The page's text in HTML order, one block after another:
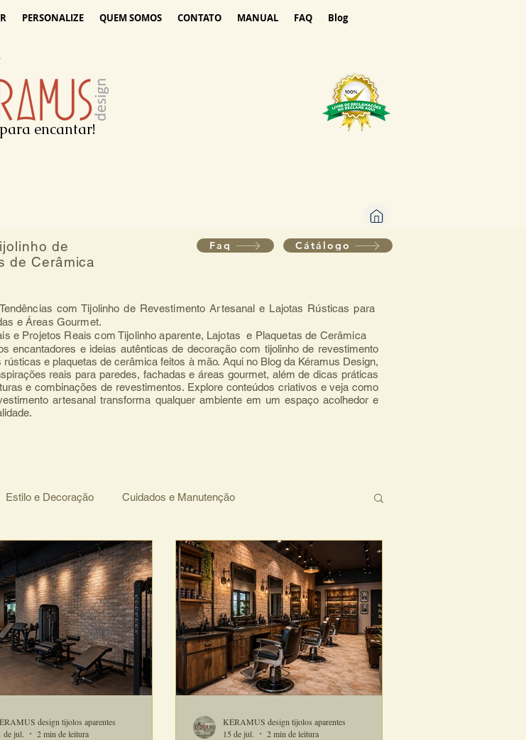
PERSONALIZE QUEM SOMOS CONTATO MANUAL FAQ Blog
encantar!
de
de Cerâmica
Faq Cátálogo
com Tijolinho de Revestimento Artesanal e Lajotas Rústicas para
e Áreas Gourmet.
e Projetos Reais com Tijolinho aparente, Lajotas e Plaquetas de Cerâmica
encantadores e ideias autênticas de decoração com tijolinho de revestimento
rústicas e plaquetas de cerâmica feitos à mão. Aqui no Blog da Kéramus Design,
reais para paredes, fachadas e áreas gourmet, além de dicas práticas
e combinações de revestimentos. Explore conteúdos criativos e veja como
artesanal transforma qualquer ambiente em um espaço acolhedor e
Estilo e Decoração Cuidados e Manutenção
design tijolos aparentes
de jul.
2 min de leitura
KÉRAMUS design tijolos aparentes
15 de jul.
2 min de leitura